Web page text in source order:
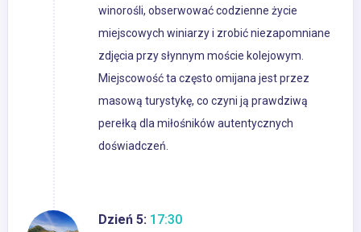
winorośli, obserwować codzienne życie
miejscowych winiarzy i zrobić niezapomniane
zdjęcia przy słynnym moście kolejowym.
Miejscowość ta często omijana jest przez
masową turystykę, co czyni ją prawdziwą
perełką dla miłośników autentycznych
doświadczeń.
Dzień 5: 17:30